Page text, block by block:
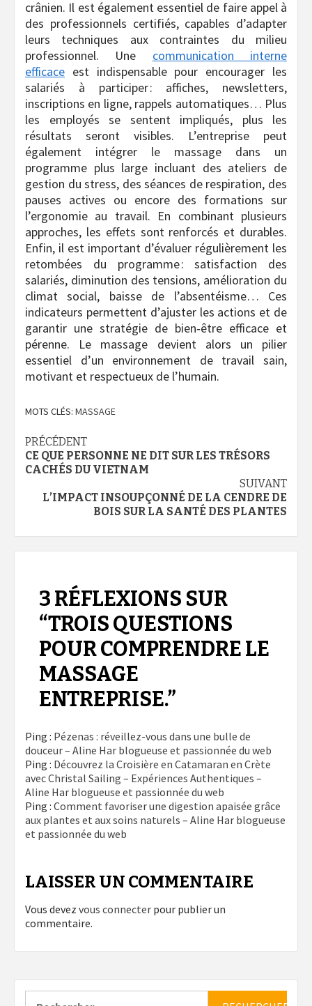
crânien. Il est également essentiel de faire appel à
des professionnels certifiés, capables d’adapter
leurs techniques aux contraintes du milieu
professionnel. Une communication interne
efficace est indispensable pour encourager les
salariés à participer : affiches, newsletters,
inscriptions en ligne, rappels automatiques… Plus
les employés se sentent impliqués, plus les
résultats seront visibles. L’entreprise peut
également intégrer le massage dans un
programme plus large incluant des ateliers de
gestion du stress, des séances de respiration, des
pauses actives ou encore des formations sur
l’ergonomie au travail. En combinant plusieurs
approches, les effets sont renforcés et durables.
Enfin, il est important d’évaluer régulièrement les
retombées du programme : satisfaction des
salariés, diminution des tensions, amélioration du
climat social, baisse de l’absentéisme… Ces
indicateurs permettent d’ajuster les actions et de
garantir une stratégie de bien‑être efficace et
pérenne. Le massage devient alors un pilier
essentiel d’un environnement de travail sain,
motivant et respectueux de l’humain.
MOTS CLÉS: MASSAGE
Navigation
d’article
PRÉCÉDENT
CE QUE PERSONNE NE DIT SUR LES TRÉSORS
CACHÉS DU VIETNAM
SUIVANT
L’IMPACT INSOUPÇONNÉ DE LA CENDRE DE
BOIS SUR LA SANTÉ DES PLANTES
3 RÉFLEXIONS SUR
“TROIS QUESTIONS
POUR COMPRENDRE LE
MASSAGE
ENTREPRISE.”
Ping : Pézenas : réveillez-vous dans une bulle de
douceur – Aline Har blogueuse et passionnée du web
Ping : Découvrez la Croisière en Catamaran en Crète
avec Christal Sailing – Expériences Authentiques –
Aline Har blogueuse et passionnée du web
Ping : Comment favoriser une digestion apaisée grâce
aux plantes et aux soins naturels – Aline Har blogueuse
et passionnée du web
LAISSER UN COMMENTAIRE
Vous devez vous connecter pour publier un
commentaire.